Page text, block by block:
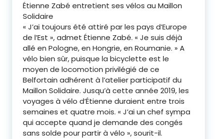
Étienne Zabé entretient ses vélos au Maillon
Solidaire
« J’ai toujours été attiré par les pays d’Europe
de l’Est », admet Étienne Zabé. « Je suis déjà
allé en Pologne, en Hongrie, en Roumanie. » A
vélo bien sûr, puisque la bicyclette est le
moyen de locomotion privilégié de ce
Belfortain adhérent à l’atelier participatif du
Maillon Solidaire. Jusqu’à cette année 2019, les
voyages à vélo d’Étienne duraient entre trois
semaines et quatre mois. « J’ai un chef sympa
qui accepte quand je demande des congés
sans solde pour partir à vélo », sourit-il.